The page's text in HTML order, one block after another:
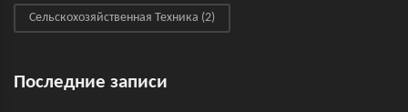
Сельскохозяйственная Техника (2)
Последние записи